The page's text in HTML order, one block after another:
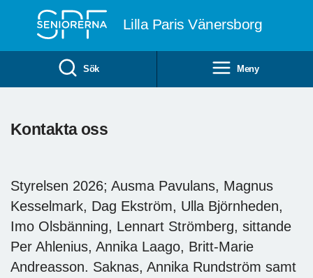
Lilla Paris Vänersborg
Sök Meny
Kontakta oss
Styrelsen 2026; Ausma Pavulans, Magnus
Kesselmark, Dag Ekström, Ulla Björnheden,
Imo Olsbänning, Lennart Strömberg, sittande
Per Ahlenius, Annika Laago, Britt-Marie
Andreasson. Saknas, Annika Rundström samt